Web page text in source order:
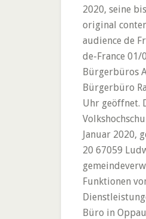
2020, seine
original
audience de
de-France 01/
Bürgerbüros
Bürgerbüro
Uhr geöffnet.
Januar 2020,
20 67059
Funktionen
Büro in